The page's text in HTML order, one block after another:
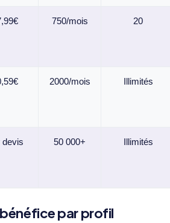
750/mois 20
2000/mois Illimités
devis 50 000+ Illimités
par profil